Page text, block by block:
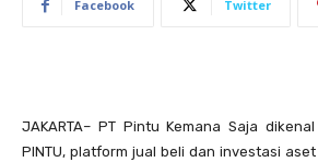
Facebook Twitter
JAKARTA– PT Pintu Kemana Saja
PINTU, platform jual beli dan investasi